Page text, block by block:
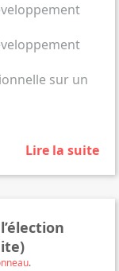
sur un
Lire la suite
.